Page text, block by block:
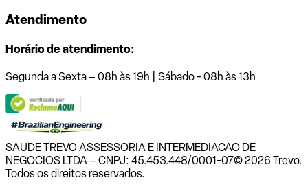
Atendimento
Horário de atendimento:
Segunda a Sexta – 08h às 19h | Sábado - 08h às 13h
SAUDE TREVO ASSESSORIA E INTERMEDIACAO DE
NEGOCIOS LTDA – CNPJ: 45.453.448/0001-07© 2026 Trevo.
Todos os direitos reservados.